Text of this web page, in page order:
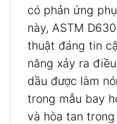
có phản ứng
này, ASTM
thuật đáng tin
năng xảy ra
dầu được làm
trong mẫu bay
và hòa tan trong